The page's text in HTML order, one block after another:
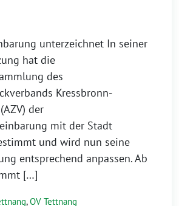
unter­zeich­net In sei­ner
hat die
des
Kressbronn-
der
mit der Stadt
und wird nun sei­ne
ent­spre­chend anpas­sen. Ab
[…]
,OV Tettnang